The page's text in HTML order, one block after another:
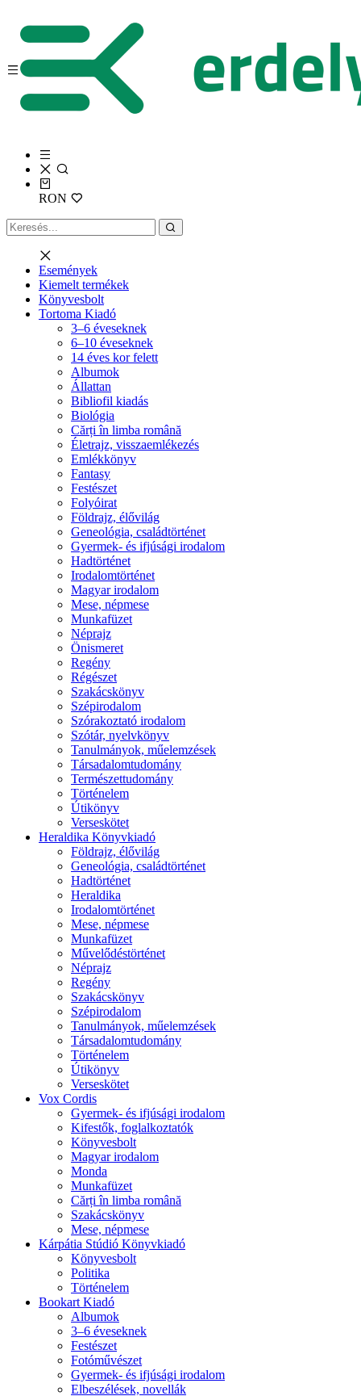
RON
Események
Kiemelt termékek
Könyvesbolt
Tortoma Kiadó
3–6 éveseknek
6–10 éveseknek
14 éves kor felett
Albumok
Állattan
Bibliofil kiadás
Biológia
Cărți în limba română
Életrajz, visszaemlékezés
Emlékkönyv
Fantasy
Festészet
Folyóirat
Földrajz, élővilág
Geneológia, családtörténet
Gyermek- és ifjúsági irodalom
Hadtörténet
Irodalomtörténet
Magyar irodalom
Mese, népmese
Munkafüzet
Néprajz
Önismeret
Regény
Régészet
Szakácskönyv
Szépirodalom
Szórakoztató irodalom
Szótár, nyelvkönyv
Tanulmányok, műelemzések
Társadalomtudomány
Természettudomány
Történelem
Útikönyv
Verseskötet
Heraldika Könyvkiadó
Földrajz, élővilág
Geneológia, családtörténet
Hadtörténet
Heraldika
Irodalomtörténet
Mese, népmese
Munkafüzet
Művelődéstörténet
Néprajz
Regény
Szakácskönyv
Szépirodalom
Tanulmányok, műelemzések
Társadalomtudomány
Történelem
Útikönyv
Verseskötet
Vox Cordis
Gyermek- és ifjúsági irodalom
Kifestők, foglalkoztatók
Könyvesbolt
Magyar irodalom
Monda
Munkafüzet
Cărți în limba română
Szakácskönyv
Mese, népmese
Kárpátia Stúdió Könyvkiadó
Könyvesbolt
Politika
Történelem
Bookart Kiadó
Albumok
3–6 éveseknek
Festészet
Fotóművészet
Gyermek- és ifjúsági irodalom
Elbeszélések, novellák